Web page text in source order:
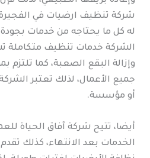
شركة تنظيف ارضيات في
له كل ما يحتاجه من خدمات بجودة
الشركة خدمات تنظيف متكاملة
وإزالة البقع الصعبة، كما تلتزم
جميع الأعمال، لذلك تعتبر
أو مؤسسة.
أيضا، تتيح شركة آفاق الحياة
الخدمات بعد الانتهاء، كذلك